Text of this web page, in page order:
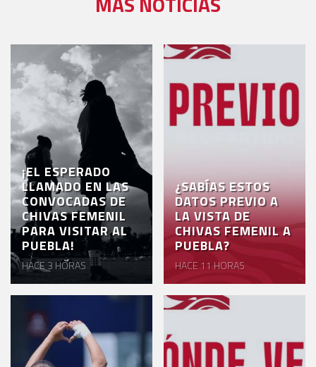
¡EL ESPERADO
LLAMADO EN LAS
CONVOCADAS DE
CHIVAS FEMENIL
PARA VISITAR AL
PUEBLA!
HACE 3 HORAS
¿SABÍAS ESTOS
DATOS PREVIO A
LA VISTA DE
CHIVAS FEMENIL A
PUEBLA?
HACE 11 HORAS